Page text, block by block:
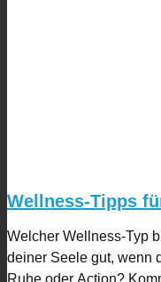
Wellness-Tipps
Welcher Wellness-Typ
deiner Seele gut, wenn
Ruhe oder Action?